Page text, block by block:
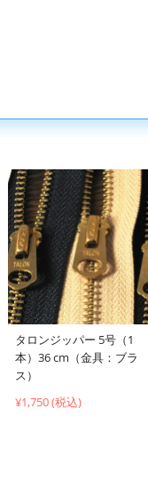
タロンジッパー 5号（1
本）36 cm（金具：ブラ
ス）
¥1,750 (税込)